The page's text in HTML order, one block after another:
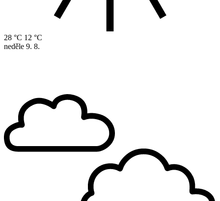
28 °C 12 °C
neděle 9. 8.